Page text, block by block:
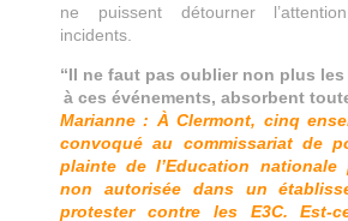
ne puissent détourner
incidents.
“Il ne faut pas oublier non plus
à ces événements, absorbent
Marianne : À Clermont, cinq
convoqué au commissariat de
plainte de l’Education nationale
non autorisée dans un
protester contre les E3C. Est-